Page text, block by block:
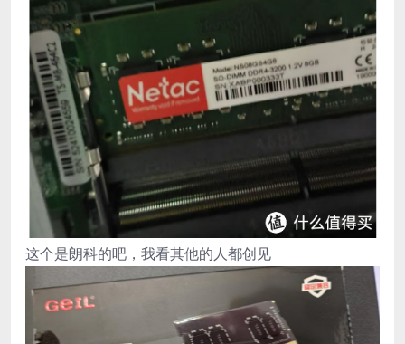
这个是朗科的吧，我看其他的人都创见